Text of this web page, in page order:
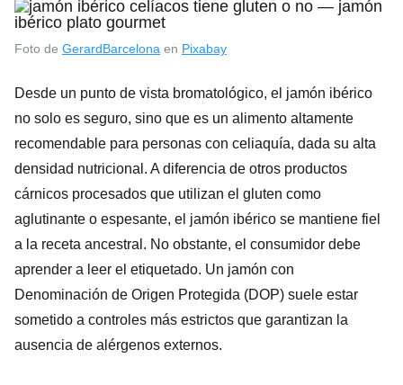
Foto de GerardBarcelona en Pixabay
Desde un punto de vista bromatológico, el jamón ibérico
no solo es seguro, sino que es un alimento altamente
recomendable para personas con celiaquía, dada su alta
densidad nutricional. A diferencia de otros productos
cárnicos procesados que utilizan el gluten como
aglutinante o espesante, el jamón ibérico se mantiene fiel
a la receta ancestral. No obstante, el consumidor debe
aprender a leer el etiquetado. Un jamón con
Denominación de Origen Protegida (DOP) suele estar
sometido a controles más estrictos que garantizan la
ausencia de alérgenos externos.